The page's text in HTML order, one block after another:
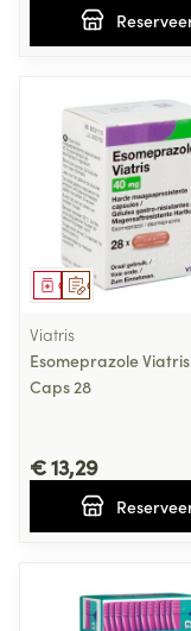
Op voorschrift
Geneesmiddel
Viatris
Esomeprazole
Caps 28
€ 13,29